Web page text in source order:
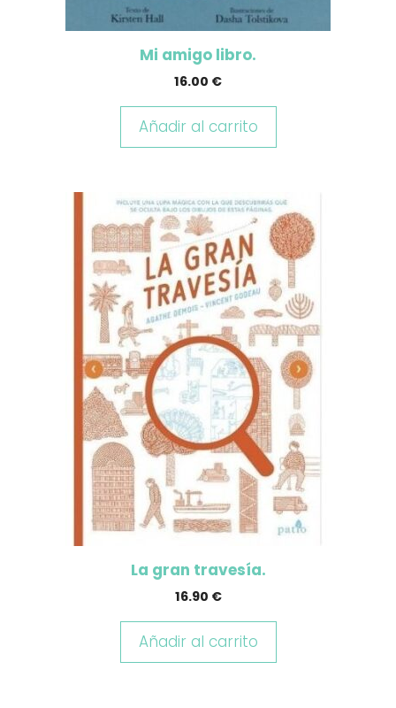
Mi amigo libro.
16.00 €
Añadir al carrito
La gran travesía.
16.90 €
Añadir al carrito